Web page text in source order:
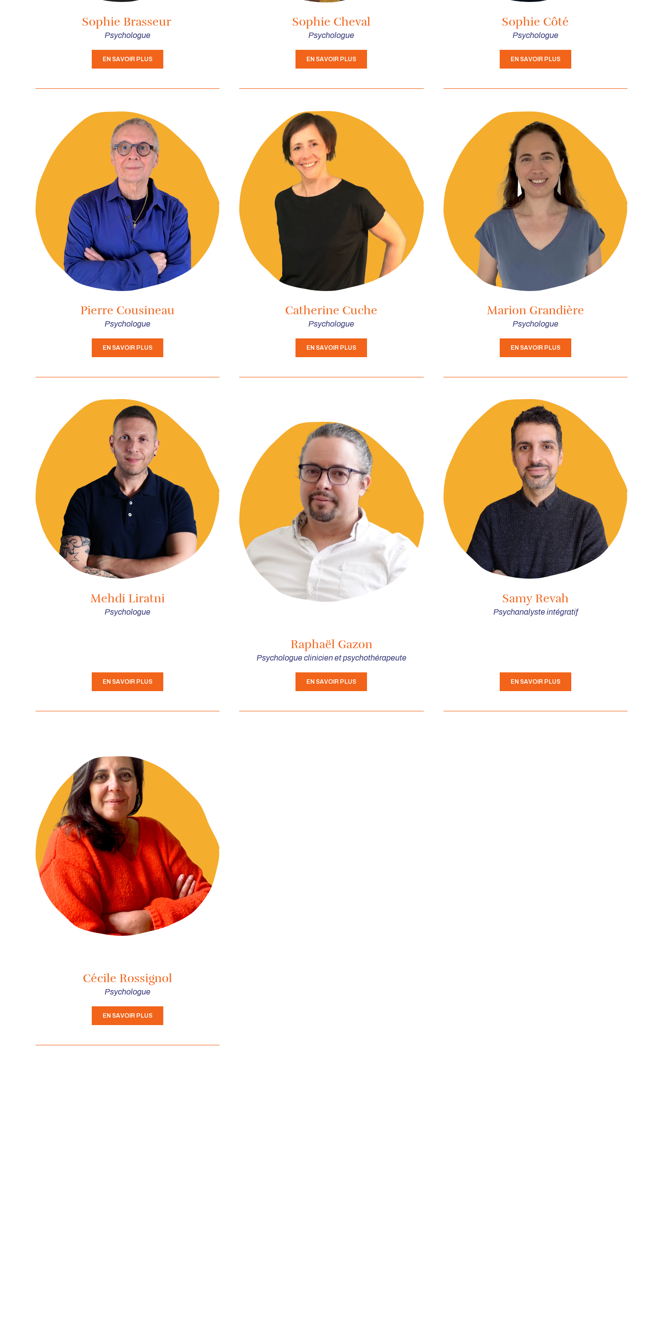
Sophie Brasseur
Psychologue
EN SAVOIR PLUS
Sophie Cheval
Psychologue
EN SAVOIR PLUS
Sophie Côté
Psychologue
EN SAVOIR PLUS
Pierre Cousineau
Psychologue
EN SAVOIR PLUS
Catherine Cuche
Psychologue
EN SAVOIR PLUS
Marion Grandière
Psychologue
EN SAVOIR PLUS
Mehdi Liratni
Psychologue
EN SAVOIR PLUS
Raphaël Gazon
Psychologue clinicien et psychothérapeute
EN SAVOIR PLUS
Samy Revah
Psychanalyste intégratif
EN SAVOIR PLUS
Cécile Rossignol
Psychologue
EN SAVOIR PLUS